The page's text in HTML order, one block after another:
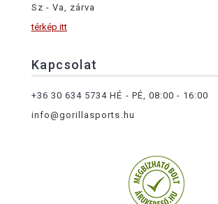
Sz - Va, zárva
térkép itt
Kapcsolat
+36 30 634 5734 HÉ - PÉ, 08:00 - 16:00
info@gorillasports.hu